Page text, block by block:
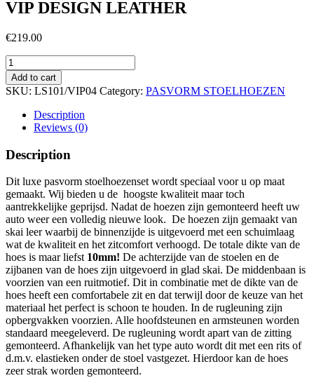
VIP DESIGN LEATHER
€219.00
VIP
DESIGN
LEATHER
quantity
Add to cart
SKU: LS101/VIP04 Category: PASVORM STOELHOEZEN
Description
Reviews (0)
Description
Dit luxe pasvorm stoelhoezenset wordt speciaal voor u op maat
gemaakt. Wij bieden u de hoogste kwaliteit maar toch
aantrekkelijke geprijsd. Nadat de hoezen zijn gemonteerd heeft uw
auto weer een volledig nieuwe look. De hoezen zijn gemaakt van
skai leer waarbij de binnenzijde is uitgevoerd met een schuimlaag
wat de kwaliteit en het zitcomfort verhoogd. De totale dikte van de
hoes is maar liefst 10mm! De achterzijde van de stoelen en de
zijbanen van de hoes zijn uitgevoerd in glad skai. De middenbaan is
voorzien van een ruitmotief. Dit in combinatie met de dikte van de
hoes heeft een comfortabele zit en dat terwijl door de keuze van het
materiaal het perfect is schoon te houden. In de rugleuning zijn
opbergvakken voorzien. Alle hoofdsteunen en armsteunen worden
standaard meegeleverd. De rugleuning wordt apart van de zitting
gemonteerd. Afhankelijk van het type auto wordt dit met een rits of
d.m.v. elastieken onder de stoel vastgezet. Hierdoor kan de hoes
zeer strak worden gemonteerd.